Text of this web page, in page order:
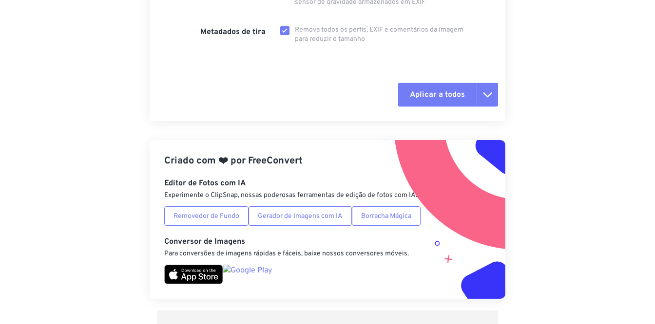
sensor de gravidade armazenados em EXIF
Metadados de tira
Remova todos os perfis, EXIF ​​e comentários da imagem
para reduzir o tamanho
Aplicar a todos
Aplicar a partir da predefinição
Salvar como predefinição
Criado com ❤️ por FreeConvert
Editor de Fotos com IA
Experimente o ClipSnap, nossas poderosas ferramentas de edição de fotos com IA.
Removedor de Fundo Gerador de Imagens com IA Borracha Mágica
Conversor de Imagens
Para conversões de imagens rápidas e fáceis, baixe nossos conversores móveis.